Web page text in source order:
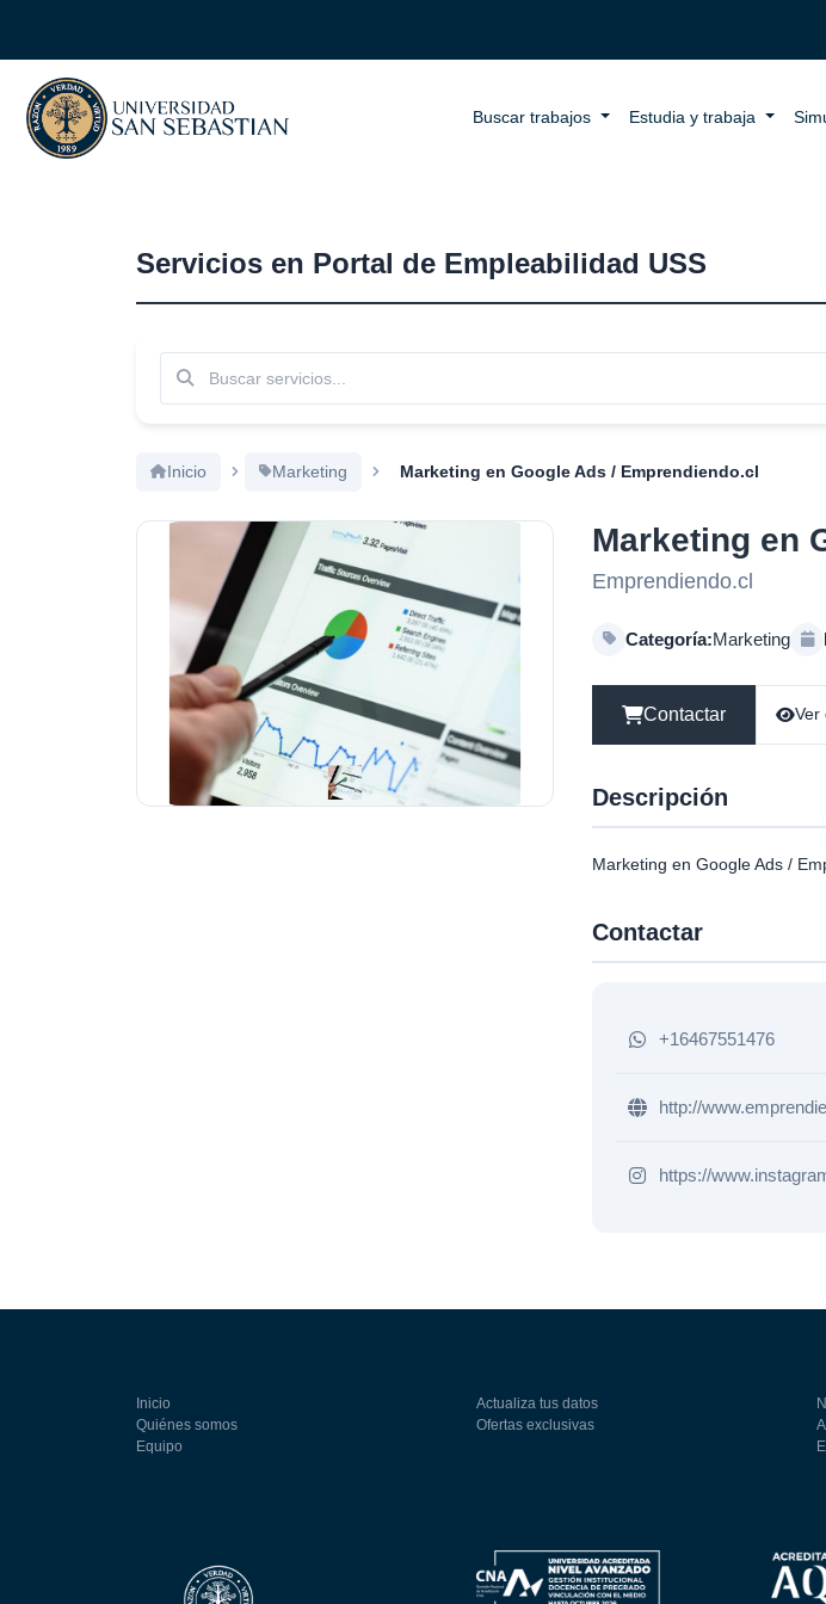
Buscar trabajos Estudia y trabaja
Servicios en Portal de Empleabilidad USS
Inicio Marketing Marketing en Google Ads / Emprendiendo.cl
Marketing en
Emprendiendo.cl
Categoría:Marketing
Contactar Ver
Descripción
Marketing en Google Ads /
Contactar
+16467551476
http://
https://
Inicio
Quiénes somos
Equipo
Actualiza tus datos
Ofertas exclusivas